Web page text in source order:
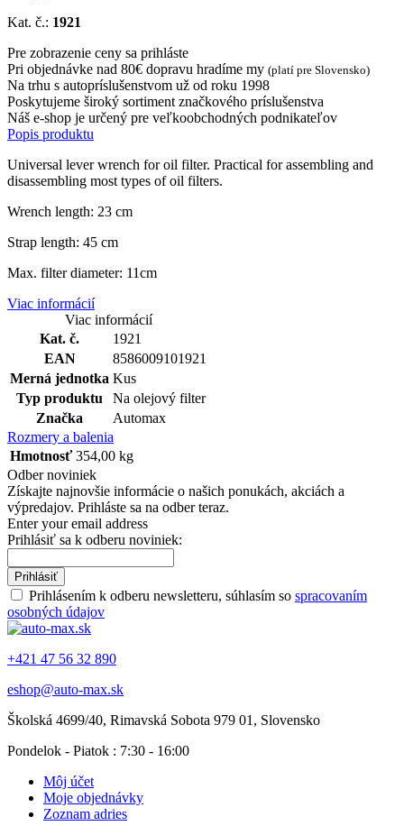
Kat. č.: 1921
Pre zobrazenie ceny sa prihláste
Pri objednávke nad 80€ dopravu hradíme my (platí pre Slovensko)
Na trhu s autopríslušenstvom už od roku 1998
Poskytujeme široký sortiment značkového príslušenstva
Náš e-shop je určený pre veľkoobchodných podnikateľov
Popis produktu
Universal lever wrench for oil filter. Practical for assembling and
disassembling most types of oil filters.
Wrench length: 23 cm
Strap length: 45 cm
Max. filter diameter: 11cm
Viac informácií
Viac informácií
Kat. č.
1921
EAN
8586009101921
Merná jednotka Kus
Typ produktu
Na olejový filter
Značka
Automax
Rozmery a balenia
Hmotnosť 354,00 kg
Odber noviniek
Získajte najnovšie informácie o našich ponukách, akciách a
výpredajov. Prihláste sa na odber teraz.
Enter your email address
Prihlásiť sa k odberu noviniek:
Prihlásiť
Prihlásením k odberu newsletteru, súhlasím so spracovaním
osobných údajov
+421 47 56 32 890
eshop@auto-max.sk
Školská 4699/40, Rimavská Sobota 979 01, Slovensko
Pondelok - Piatok : 7:30 - 16:00
Môj účet
Moje objednávky
Zoznam adries